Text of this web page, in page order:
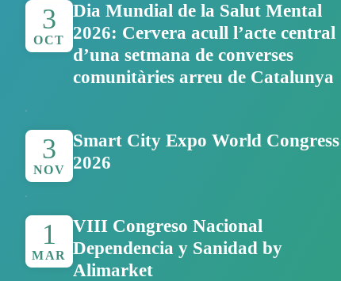
3
OCT
Dia Mundial de la Salut Mental
2026: Cervera acull l’acte central
d’una setmana de converses
comunitàries arreu de Catalunya
3
NOV
Smart City Expo World Congress
2026
1
MAR
VIII Congreso Nacional
Dependencia y Sanidad by
Alimarket